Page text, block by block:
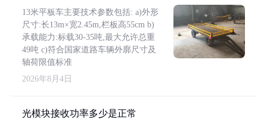
13米平板车主要技术参数包括: a)外形
尺寸:长13m×宽2.45m,栏板高55cm b)
承载能力:标载30-35吨,最大允许总重
49吨 c)符合国家道路车辆外廓尺寸及
轴荷限值标准
2026年8月4日
光模块接收功率多少是正常